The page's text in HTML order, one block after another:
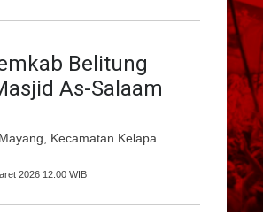
Belitung
As-Salaam
Kecamatan Kelapa
2026 12:00 WIB